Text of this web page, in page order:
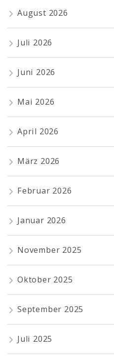
August 2026
Juli 2026
Juni 2026
Mai 2026
April 2026
März 2026
Februar 2026
Januar 2026
November 2025
Oktober 2025
September 2025
Juli 2025